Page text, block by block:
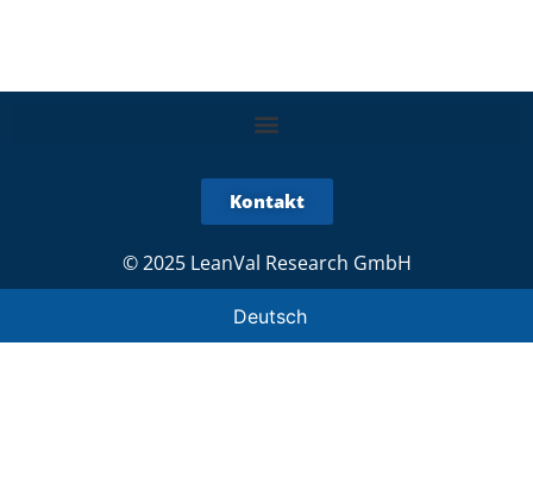
Kontakt
© 2025 LeanVal Research GmbH
Deutsch